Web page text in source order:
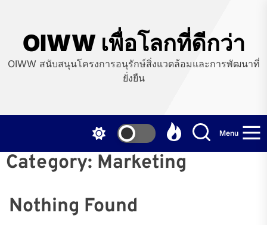
contentOIWW เพื่อโลกที่ดีกว่า
OIWW สนับสนุนโครงการอนุรักษ์สิ่งแวดล้อมและการพัฒนาที่
ยั่งยืน
Menu
Category: Marketing
Nothing Found